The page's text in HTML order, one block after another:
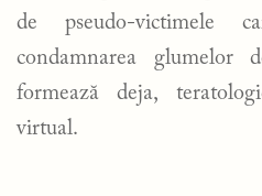
de pseudo-victimele
condamnarea
formează deja,
virtual.